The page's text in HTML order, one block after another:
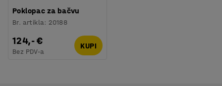
Poklopac za bačvu
Br. artikla: 20188
124,- €
Bez PDV-a
KUPI